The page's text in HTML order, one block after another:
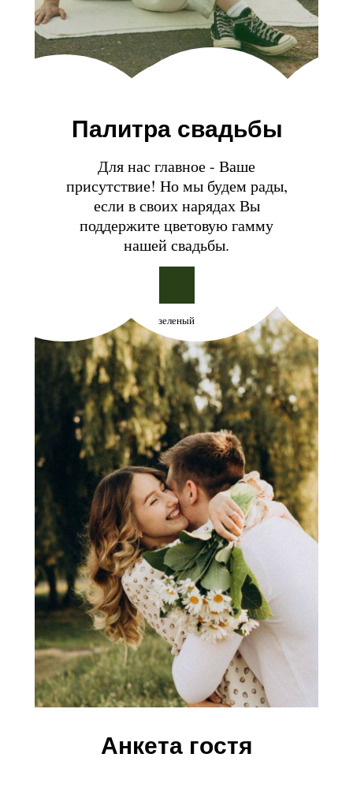
Палитра свадьбы
Анкета гостя
Для нас главное - Ваше
присутствие! Но мы будем рады,
если в своих нарядах Вы
поддержите цветовую гамму
нашей свадьбы.
зеленый